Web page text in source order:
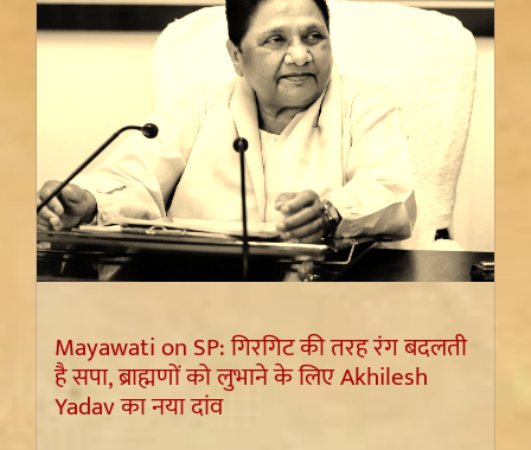
Mayawati on SP: गिरगिट की तरह रंग बदलती
है सपा, ब्राह्मणों को लुभाने के लिए Akhilesh
Yadav का नया दांव